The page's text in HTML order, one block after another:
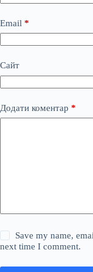
Email *
Сайт
Додати коментар *
Save my name,
next time I comment.